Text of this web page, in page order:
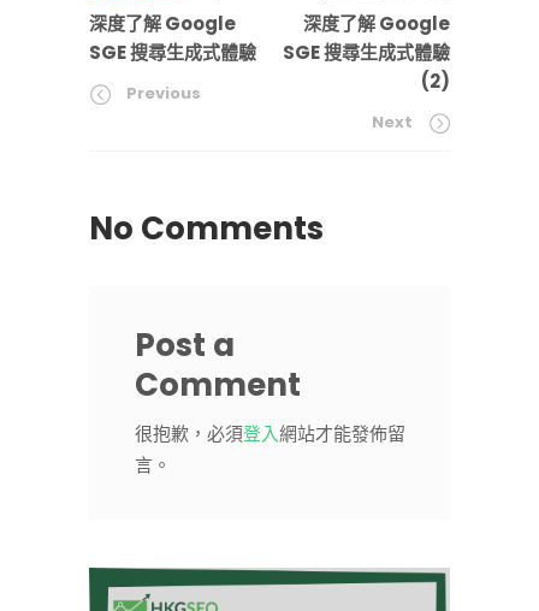
深度了解 Google
SGE 搜尋生成式體驗
Previous
深度了解 Google
SGE 搜尋生成式體驗
(2)
Next
No Comments
Post a
Comment
很抱歉，必須登入網站才能發佈留
言。